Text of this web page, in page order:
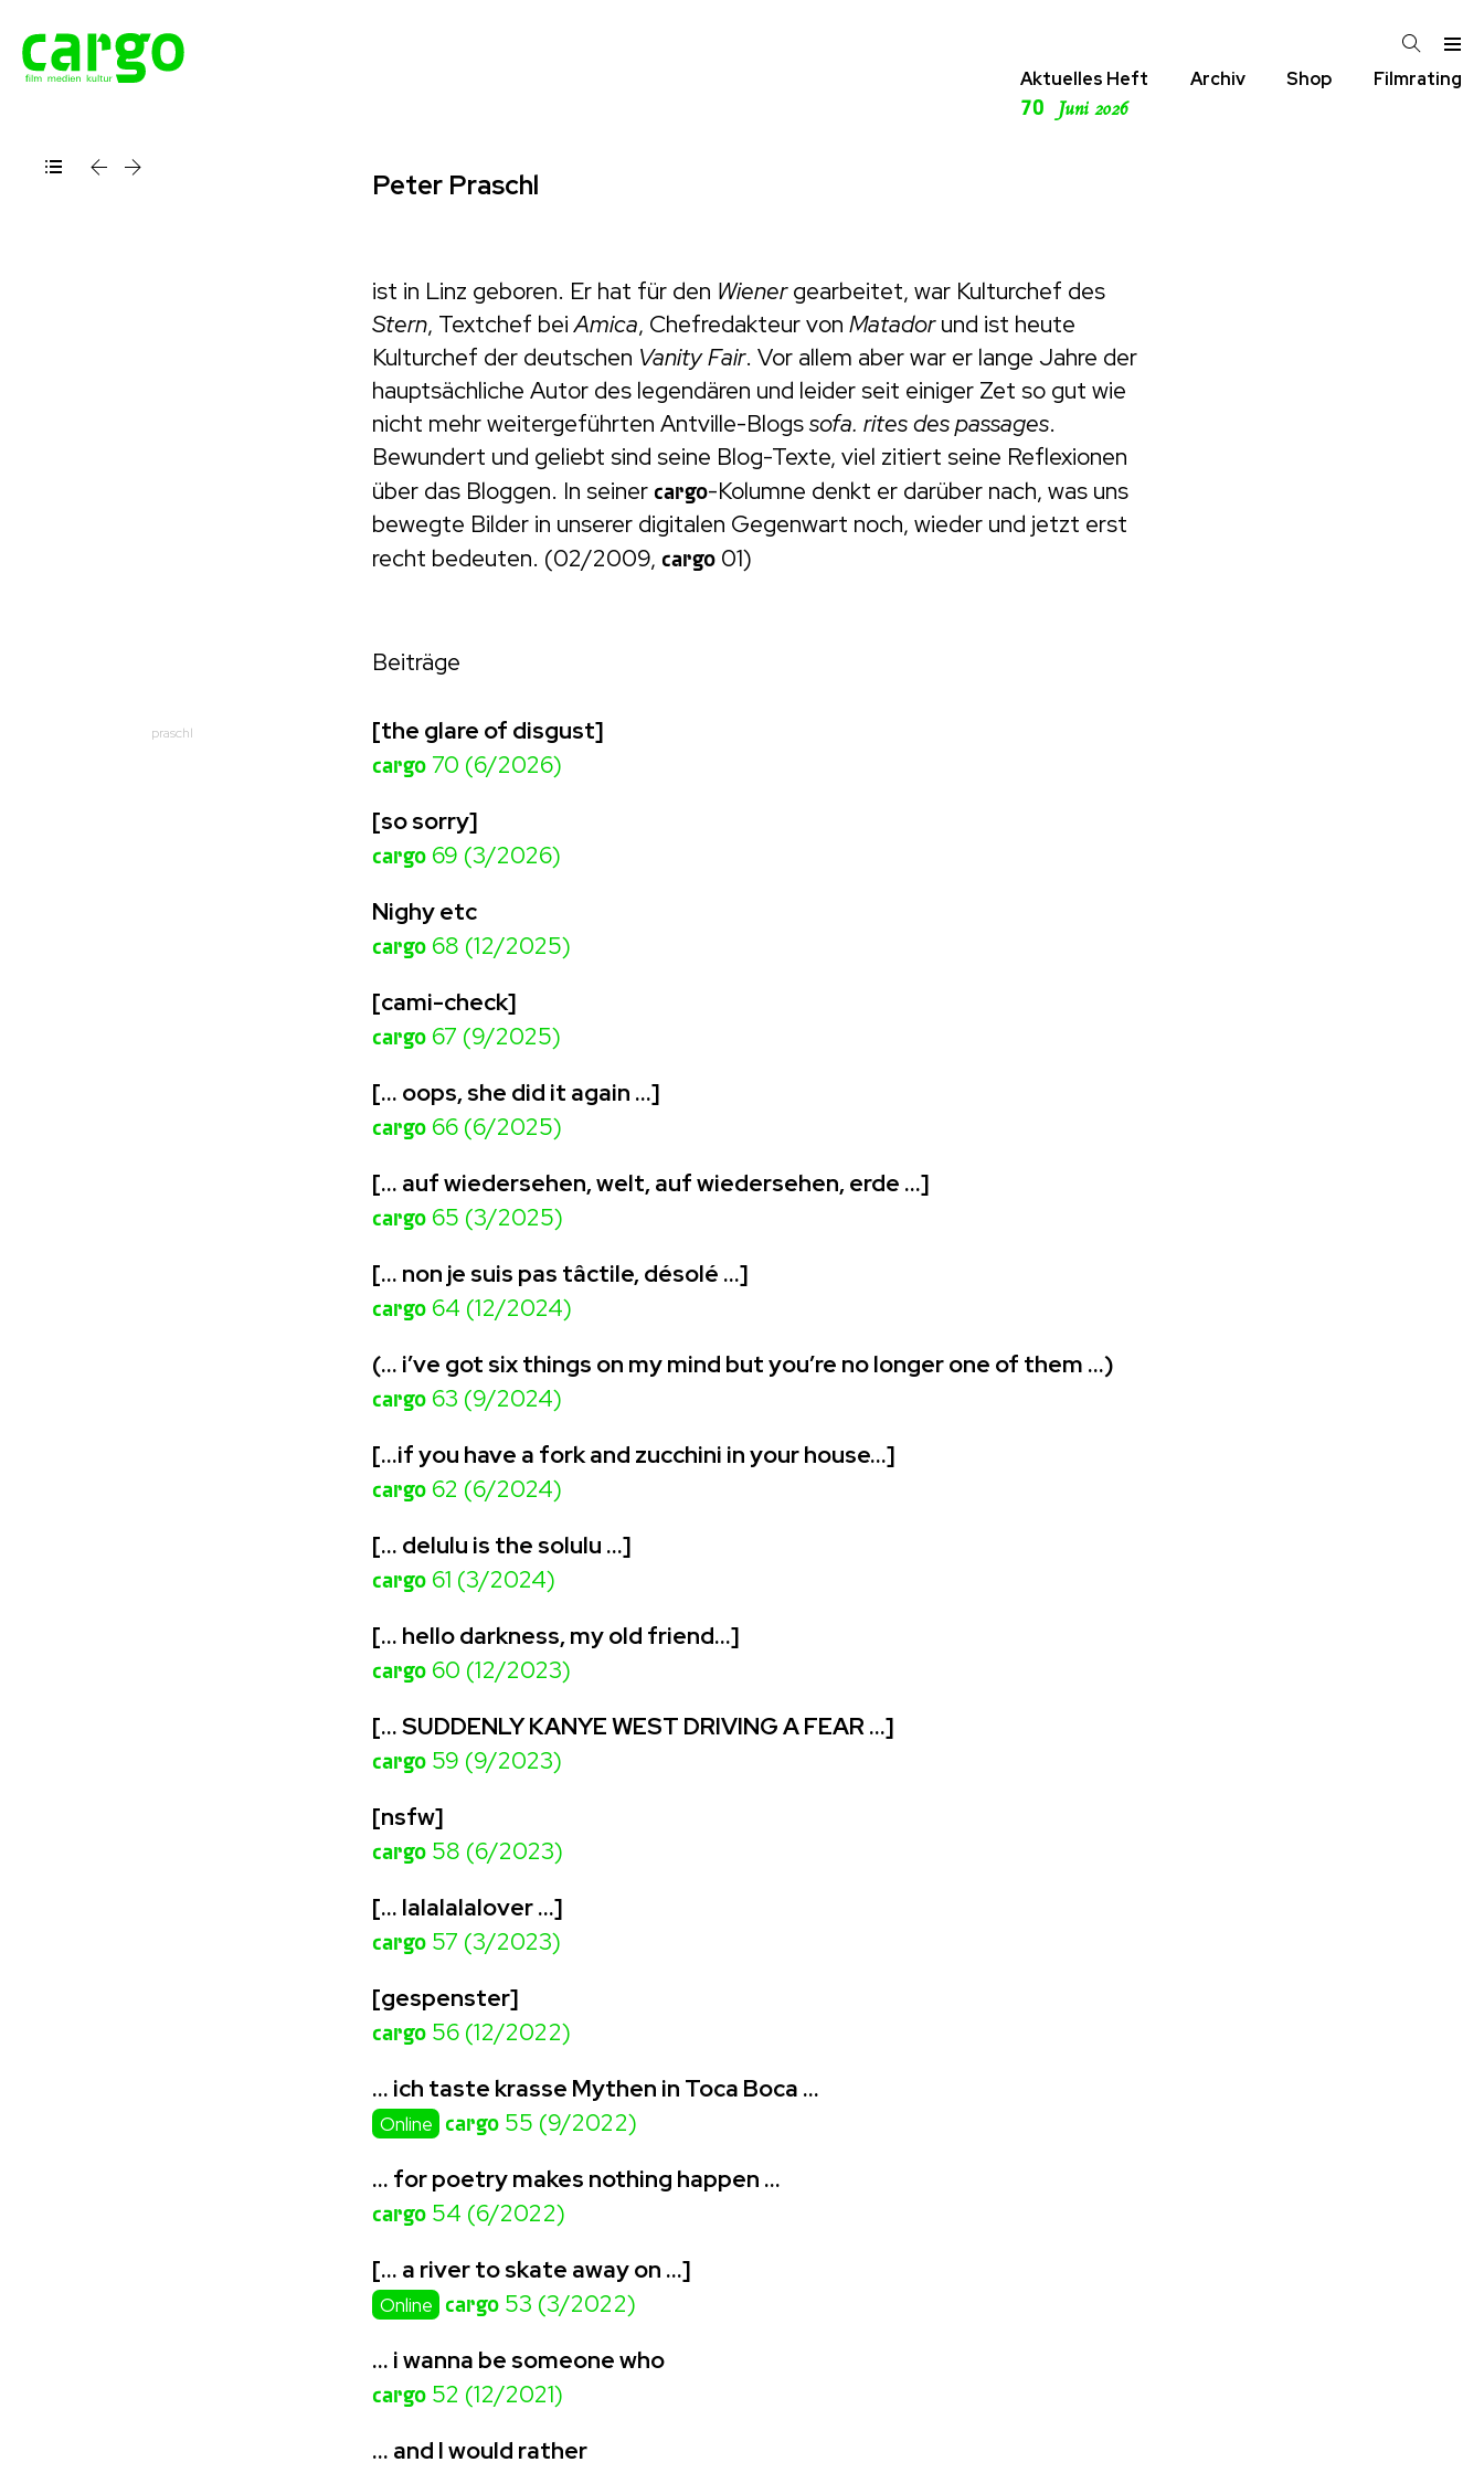
Aktuelles Heft
70 Juni 2026
Archiv Shop Filmrating
Peter Praschl
ist in Linz geboren. Er hat für den Wienergearbeitet, war Kulturchef des
Stern, Textchef beiAmica, Chefredakteur von Matadorund ist heute
Kulturchef der deutschen Vanity Fair. Vor allem aber war er lange Jahre der
hauptsächliche Autor des legendären und leider seit einiger Zet so gut wie
nicht mehr weitergeführten Antville-Blogssofa. rites des passages.
Bewundert und geliebt sind seine Blog-Texte, viel zitiert seine Reflexionen
über das Bloggen. In seiner cargo-Kolumne denkt er darüber nach, was uns
bewegte Bilder in unserer digitalen Gegenwart noch, wieder und jetzt erst
recht bedeuten. (02/2009, cargo 01)
Beiträge
praschl [the glare of disgust]
cargo 70 (6/2026)
[so sorry]
cargo 69 (3/2026)
Nighy etc
cargo 68 (12/2025)
[cami-check]
cargo 67 (9/2025)
[… oops, she did it again …]
cargo 66 (6/2025)
[... auf wiedersehen, welt, auf wiedersehen, erde …]
cargo 65 (3/2025)
[... non je suis pas tâctile, désolé ...]
cargo 64 (12/2024)
(… i’ve got six things on my mind but you’re no longer one of them …)
cargo 63 (9/2024)
[…if you have a fork and zucchini in your house…]
cargo 62 (6/2024)
[… delulu is the solulu …]
cargo 61 (3/2024)
[… hello darkness, my old friend…]
cargo 60 (12/2023)
[… SUDDENLY KANYE WEST DRIVING A FEAR …]
cargo 59 (9/2023)
[nsfw]
cargo 58 (6/2023)
[... lalalalalover ...]
cargo 57 (3/2023)
[gespenster]
cargo 56 (12/2022)
… ich taste krasse Mythen in Toca Boca …
Online cargo 55 (9/2022)
… for poetry makes nothing happen …
cargo 54 (6/2022)
[… a river to skate away on …]
Online cargo 53 (3/2022)
… i wanna be someone who
cargo 52 (12/2021)
… and I would rather